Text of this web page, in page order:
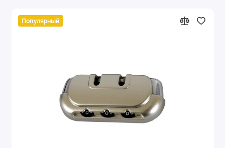
Популярный